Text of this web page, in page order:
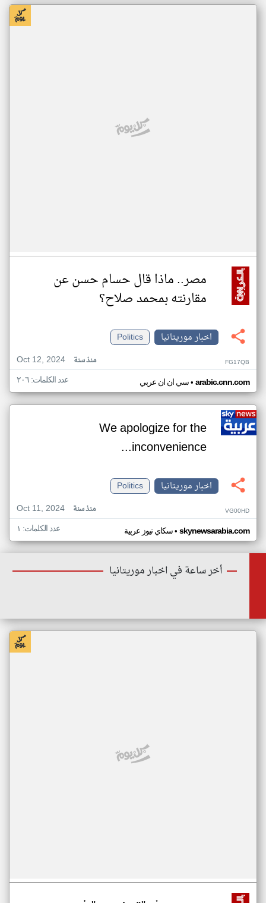
مصر.. ماذا قال حسام حسن عن
مقارنته بمحمد صلاح؟
اخبار موريتانيا
Politics
Oct 12, 2024
منذ سنة FG17QB
سي ان ان عربي• arabic.cnn.com عدد الكلمات: ٢٠٦
We apologize for the
inconvenience...
اخبار موريتانيا
Politics
Oct 11, 2024
منذ سنة VG00HD
سكاي نيوز عربية• skynewsarabia.com عدد الكلمات: ١
أخر ساعة في اخبار موريتانيا